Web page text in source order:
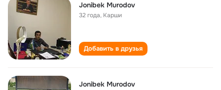
Jonibek Murodov
32 года, Карши
Добавить в друзья
Jonibek Murodov